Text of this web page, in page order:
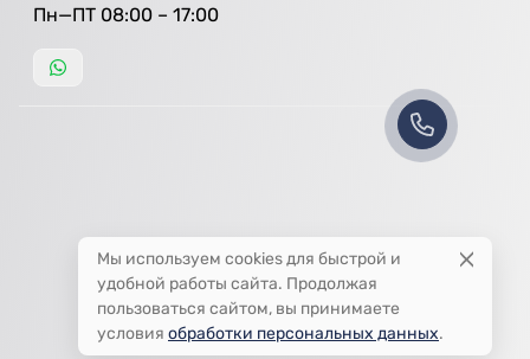
Пн—ПТ 08:00 – 17:00
Мы используем cookies для быстрой и
удобной работы сайта. Продолжая
пользоваться сайтом, вы принимаете
условия обработки персональных данных.